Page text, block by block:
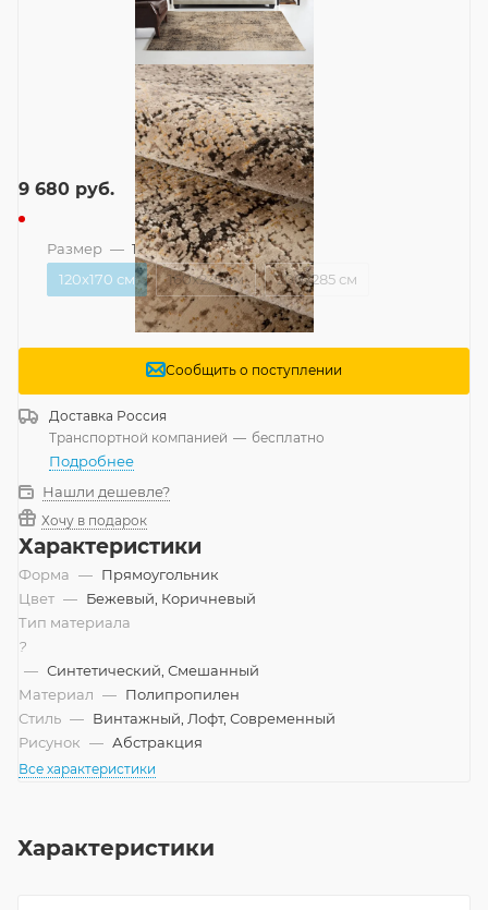
9 680 руб.
Размер — 120x170 см
120x170 см
160x235 см 200x285 см
Сообщить о поступлении
Доставка Россия
Транспортной компанией — бесплатно
Подробнее
Нашли дешевле?
Хочу в подарок
Характеристики
Форма — Прямоугольник
Цвет — Бежевый, Коричневый
Тип материала
?
— Синтетический, Смешанный
Материал — Полипропилен
Стиль — Винтажный, Лофт, Современный
Рисунок — Абстракция
Все характеристики
Характеристики